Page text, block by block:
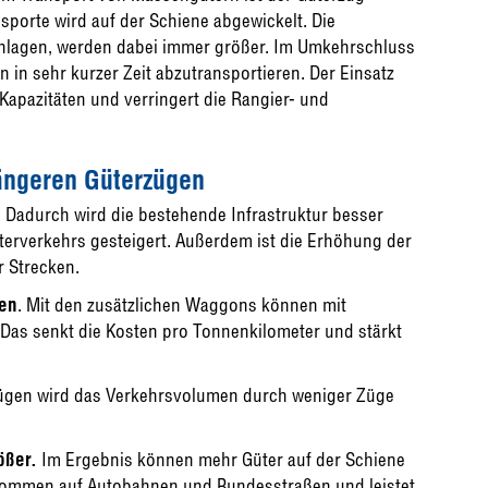
wird auf der Schiene abgewickelt. Die
werden dabei immer größer. Im Umkehrschluss
in sehr kurzer Zeit abzutransportieren. Der Einsatz
und verringert die Rangier- und
Güterzügen
Dadurch wird die bestehende Infrastruktur besser
gesteigert. Außerdem ist die Erhöhung der
Strecken.
. Mit den zusätzlichen Waggons können mit
senkt die Kosten pro Tonnenkilometer und stärkt
wird das Verkehrsvolumen durch weniger Züge
Im Ergebnis können mehr Güter auf der Schiene